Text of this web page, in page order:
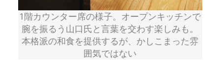
1階カウンター席の様子。オープンキッチンで
腕を振るう山口氏と言葉を交わす楽しみも。
本格派の和食を提供するが、かしこまった雰
囲気ではない